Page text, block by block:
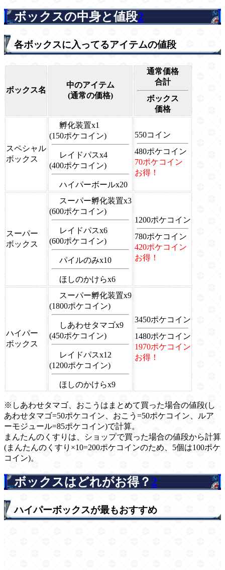
ボックスの中身と値段2
各ボックスに入ってるアイテムの値段
ボックス名
中のアイテム
(通常の価格)
通常価格
合計
ボックス
価格
スペシャル
ボックス
孵化装置x1
(150ポケコイン)
レイドパスx4
(400ポケコイン)
ハイパーボールx20
550コイン
480ポケコイン
70ポケコイン
お得！
スーパー
ボックス
スーパー孵化装置x3
(600ポケコイン)
レイドパスx6
(600ポケコイン)
パイルのみx10
ほしのかけらx6
1200ポケコイン
780ポケコイン
420ポケコイン
お得！
ハイパー
ボックス
スーパー孵化装置x9
(1800ポケコイン)
しあわせタマゴx9
(450ポケコイン)
レイドパスx12
(1200ポケコイン)
ほしのかけらx9
3450ポケコイン
1480ポケコイン
1970ポケコイン
お得！
※しあわせタマゴ、おこうはまとめて買った場合の値段(し
あわせタマゴ=50ポケコイン、おこう=50ポケコイン、ルア
ーモジュール=85ポケコイン)で計算。
まんたんのくすりは、ショップで買った場合の値段から計算
(まんたんのくすり×10=200ポケコインのため、5個は100ポケ
コイン)。
ボックスはどれがお得？ 2
ハイパーボックスが最もおすすめ